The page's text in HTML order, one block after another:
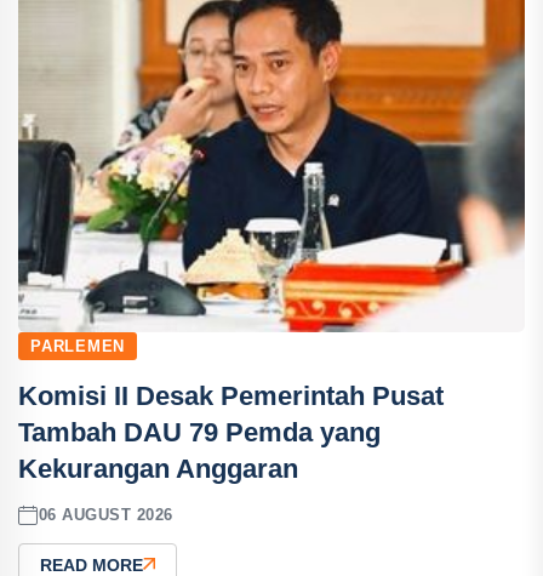
PARLEMEN
Komisi II Desak Pemerintah Pusat
Tambah DAU 79 Pemda yang
Kekurangan Anggaran
06 AUGUST 2026
READ MORE